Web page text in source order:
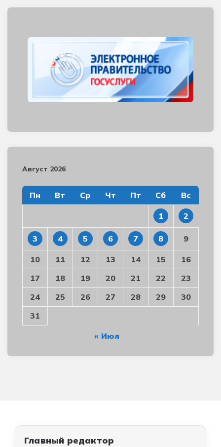
Август 2026
Пн Вт Ср Чт Пт Сб Вс
1 2
3 4 5 6 7 8 9
10 11 12 13 14 15
16
17
18 19 20 21 22
23
24
25 26 27 28 29
30
31
« Июл
Главный редактор